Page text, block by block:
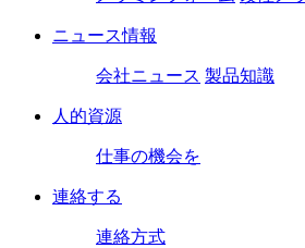
ニュース情報
会社ニュース 製品知識
人的資源
仕事の機会を
連絡する
連絡方式